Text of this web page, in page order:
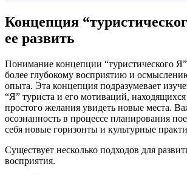
Концепция
ее развить
Понимание концепции “туристического Я”
более глубокому восприятию и
опыта. Эта концепция подразумевает
“Я” туриста и его мотиваций,
простого желания увидеть новые места.
осознанность в процессе планирования
себя новые горизонты и культурные
Существует несколько подходов для
восприятия.